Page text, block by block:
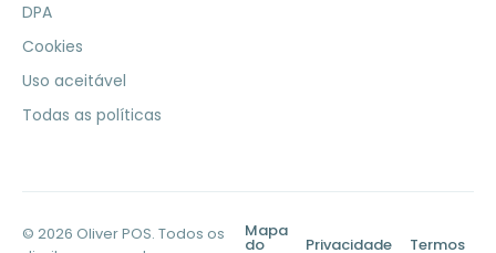
DPA
Cookies
Uso aceitável
Todas as políticas
© 2026 Oliver POS. Todos os
Mapa
do Privacidade Termos